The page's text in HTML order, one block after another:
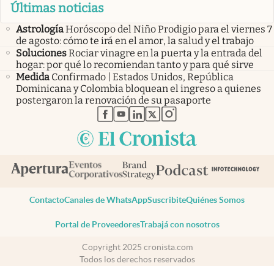
Últimas noticias
AstrologíaHoróscopo del Niño Prodigio para el viernes 7
de agosto: cómo te irá en el amor, la salud y el trabajo
SolucionesRociar vinagre en la puerta y la entrada del
hogar: por qué lo recomiendan tanto y para qué sirve
Medida Confirmado | Estados Unidos, República
Dominicana y Colombia bloquean el ingreso a quienes
postergaron la renovación de su pasaporte
abre en nueva pestaña
abre en nueva pestaña
abre en nueva pestaña
abre en nueva pestaña
abre en nueva pestaña
ContactoCanales de WhatsAppSuscribiteQuiénes Somos
Portal de ProveedoresTrabajá con nosotros
Copyright 2025 cronista.com
Todos los derechos reservados